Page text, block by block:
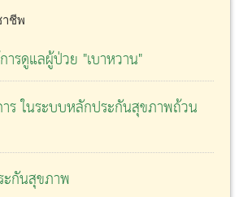
าชีพ
ารดูแลผู้ป่วย "เบาหวาน"
ในระบบหลักประกันสุขภาพถ้วน
กันสุขภาพ